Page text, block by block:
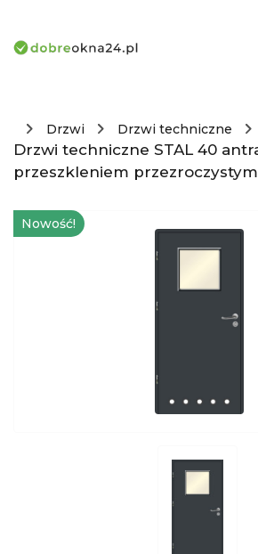
Drzwi Drzwi techniczne
Drzwi techniczne STAL 40
przeszkleniem
Nowość!